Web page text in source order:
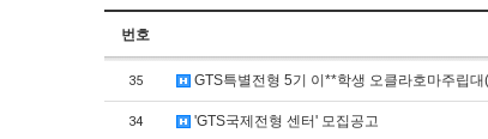
번호
35 GTS특별전형 5기 이**학생 오클라호마주립
34 'GTS국제전형 센터' 모집공고